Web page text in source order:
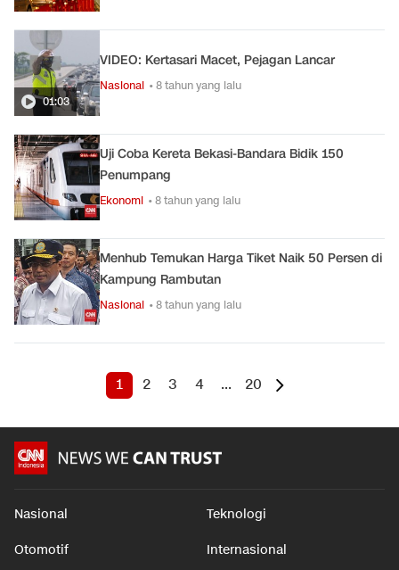
01:03
VIDEO: Kertasari Macet, Pejagan Lancar
Nasional • 8 tahun yang lalu
Uji Coba Kereta Bekasi-Bandara Bidik 150
Penumpang
Ekonomi • 8 tahun yang lalu
Menhub Temukan Harga Tiket Naik 50 Persen di
Kampung Rambutan
Nasional • 8 tahun yang lalu
1 2 3 4 ... 20
Nasional Teknologi
Otomotif Internasional